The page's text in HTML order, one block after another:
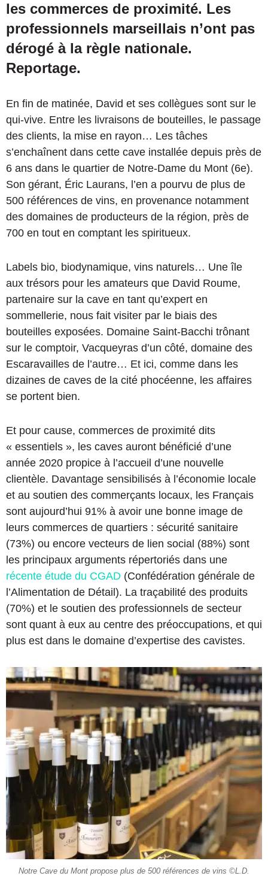
les commerces de proximité. Les
professionnels marseillais n’ont pas
dérogé à la règle nationale.
Reportage.
En fin de matinée, David et ses collègues sont sur le
qui-vive. Entre les livraisons de bouteilles, le passage
des clients, la mise en rayon… Les tâches
s’enchaînent dans cette cave installée depuis près de
6 ans dans le quartier de Notre-Dame du Mont (6e).
Son gérant, Éric Laurans, l’en a pourvu de plus de
500 références de vins, en provenance notamment
des domaines de producteurs de la région, près de
700 en tout en comptant les spiritueux.
Labels bio, biodynamique, vins naturels… Une île
aux trésors pour les amateurs que David Roume,
partenaire sur la cave en tant qu’expert en
sommellerie, nous fait visiter par le biais des
bouteilles exposées. Domaine Saint-Bacchi trônant
sur le comptoir, Vacqueyras d’un côté, domaine des
Escaravailles de l’autre… Et ici, comme dans les
dizaines de caves de la cité phocéenne, les affaires
se portent bien.
Et pour cause, commerces de proximité dits
« essentiels », les caves auront bénéficié d’une
année 2020 propice à l’accueil d’une nouvelle
clientèle. Davantage sensibilisés à l’économie locale
et au soutien des commerçants locaux, les Français
sont aujourd’hui 91% à avoir une bonne image de
leurs commerces de quartiers : sécurité sanitaire
(73%) ou encore vecteurs de lien social (88%) sont
les principaux arguments répertoriés dans une
récente étude du CGAD (Confédération générale de
l’Alimentation de Détail). La traçabilité des produits
(70%) et le soutien des professionnels de secteur
sont quant à eux au centre des préoccupations, et qui
plus est dans le domaine d’expertise des cavistes.
Notre Cave du Mont propose plus de 500 références de vins ©L.D.